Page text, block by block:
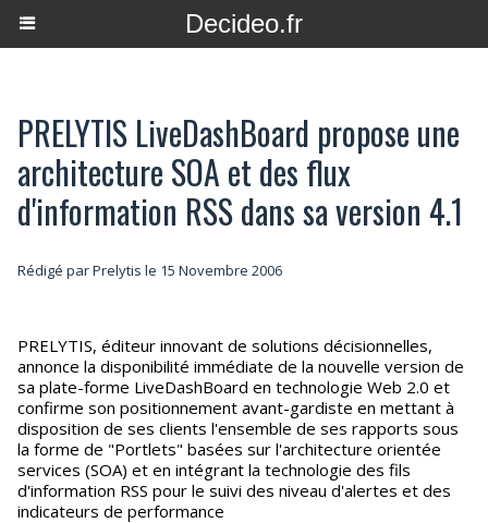
Decideo.fr
PRELYTIS LiveDashBoard propose une
architecture SOA et des flux
d'information RSS dans sa version 4.1
Rédigé par Prelytis le 15 Novembre 2006
PRELYTIS, éditeur innovant de solutions décisionnelles,
annonce la disponibilité immédiate de la nouvelle version de
sa plate-forme LiveDashBoard en technologie Web 2.0 et
confirme son positionnement avant-gardiste en mettant à
disposition de ses clients l'ensemble de ses rapports sous
la forme de "Portlets" basées sur l'architecture orientée
services (SOA) et en intégrant la technologie des fils
d'information RSS pour le suivi des niveau d'alertes et des
indicateurs de performance